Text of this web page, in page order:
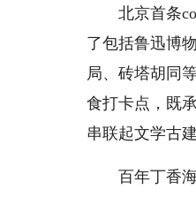
北京首条
了包括鲁迅博
局、砖塔胡同
食打卡点，既
串联起文学古
百年丁香